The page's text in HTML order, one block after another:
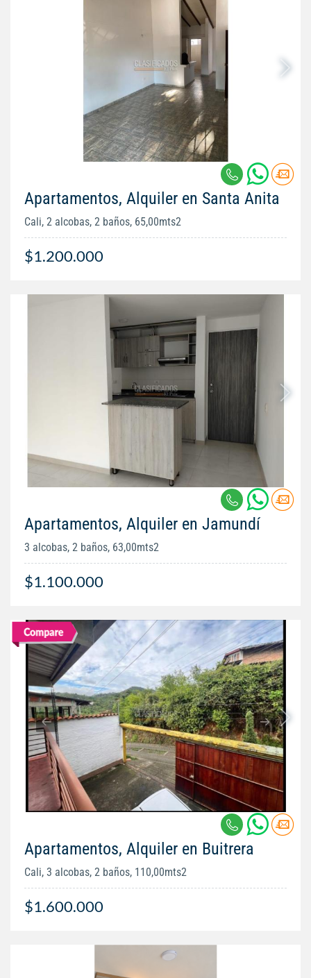
Apartamentos, Alquiler en Santa Anita
Cali, 2 alcobas, 2 baños, 65,00mts2
$1.200.000
Apartamentos, Alquiler en Jamundí
3 alcobas, 2 baños, 63,00mts2
$1.100.000
Apartamentos, Alquiler en Buitrera
Cali, 3 alcobas, 2 baños, 110,00mts2
$1.600.000